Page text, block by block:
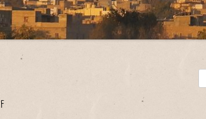
Sénégal
Tunisie
Costa Rica
Cuba
Indonésie
Japon
Belgique
Croatie
Nouvelle-Zélande
Polynésie française